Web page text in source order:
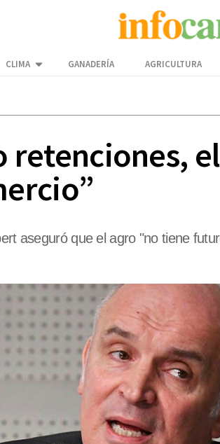
CLIMA GANADERÍA AGRICULTURA
retenciones,
aseguró que el agro "no tiene